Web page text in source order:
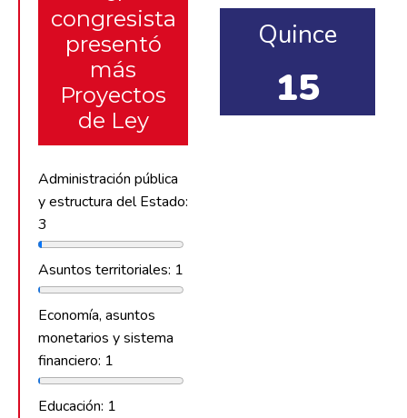
congresista
presentó
más
Proyectos
de Ley
Administración pública
y estructura del Estado:
3
Asuntos territoriales: 1
Economía, asuntos
monetarios y sistema
financiero: 1
Educación: 1
Quince
15